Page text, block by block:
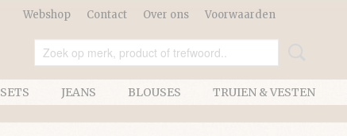
Webshop Contact Over ons Voorwaarden
SETS JEANS BLOUSES TRUIEN & VESTEN